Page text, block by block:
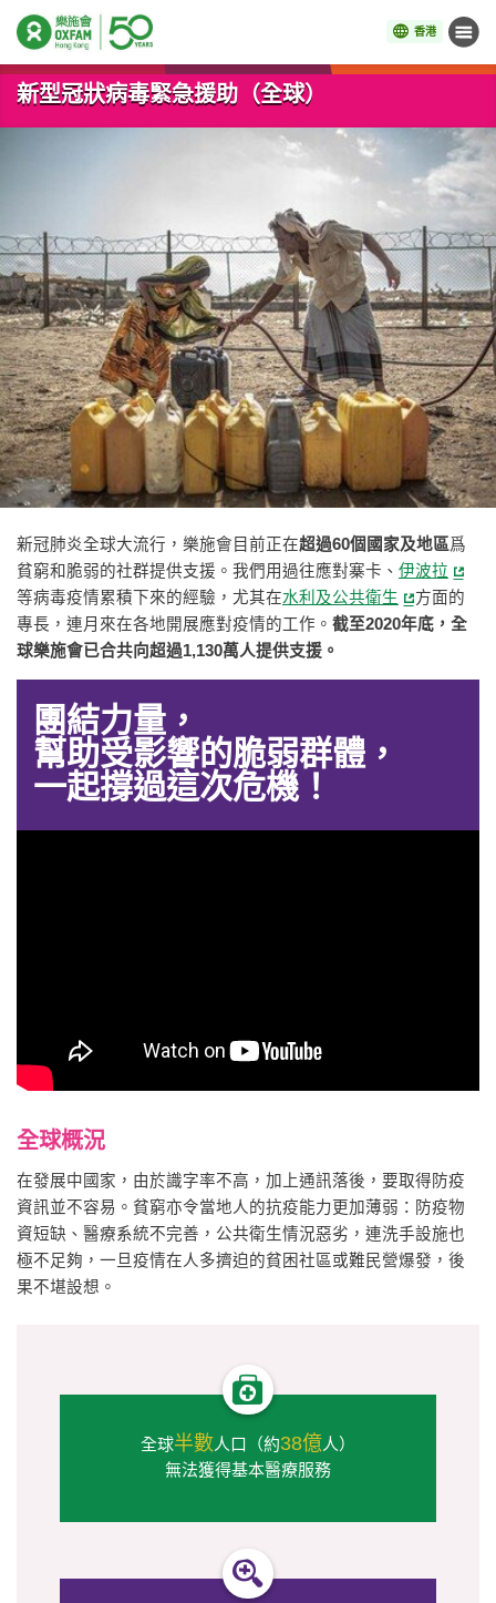
香港 目錄
開始主要內容
新型冠狀病毒緊急援助（全球）
新冠肺炎全球大流行，樂施會目前正在超過60個國家及地區爲
貧窮和脆弱的社群提供支援。我們用過往應對寨卡、 伊波拉
等病毒疫情累積下來的經驗，尤其在水利及公共衛生
方面的
專長，連月來在各地開展應對疫情的工作。 截至2020年底，全
球樂施會已合共向超過1,130萬人提供支援。
團結力量，
幫助受影響的脆弱群體，
一起撐過這次危機！
全球概況
在發展中國家，由於識字率不高，加上通訊落後，要取得防疫
資訊並不容易。貧窮亦令當地人的抗疫能力更加薄弱：防疫物
資短缺、醫療系統不完善，公共衛生情況惡劣，連洗手設施也
極不足夠，一旦疫情在人多擠迫的貧困社區或難民營爆發，後
果不堪設想。
全球半數人口（約38億人）
無法獲得基本醫療服務